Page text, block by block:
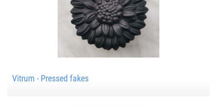
Vitrum - Pressed fakes